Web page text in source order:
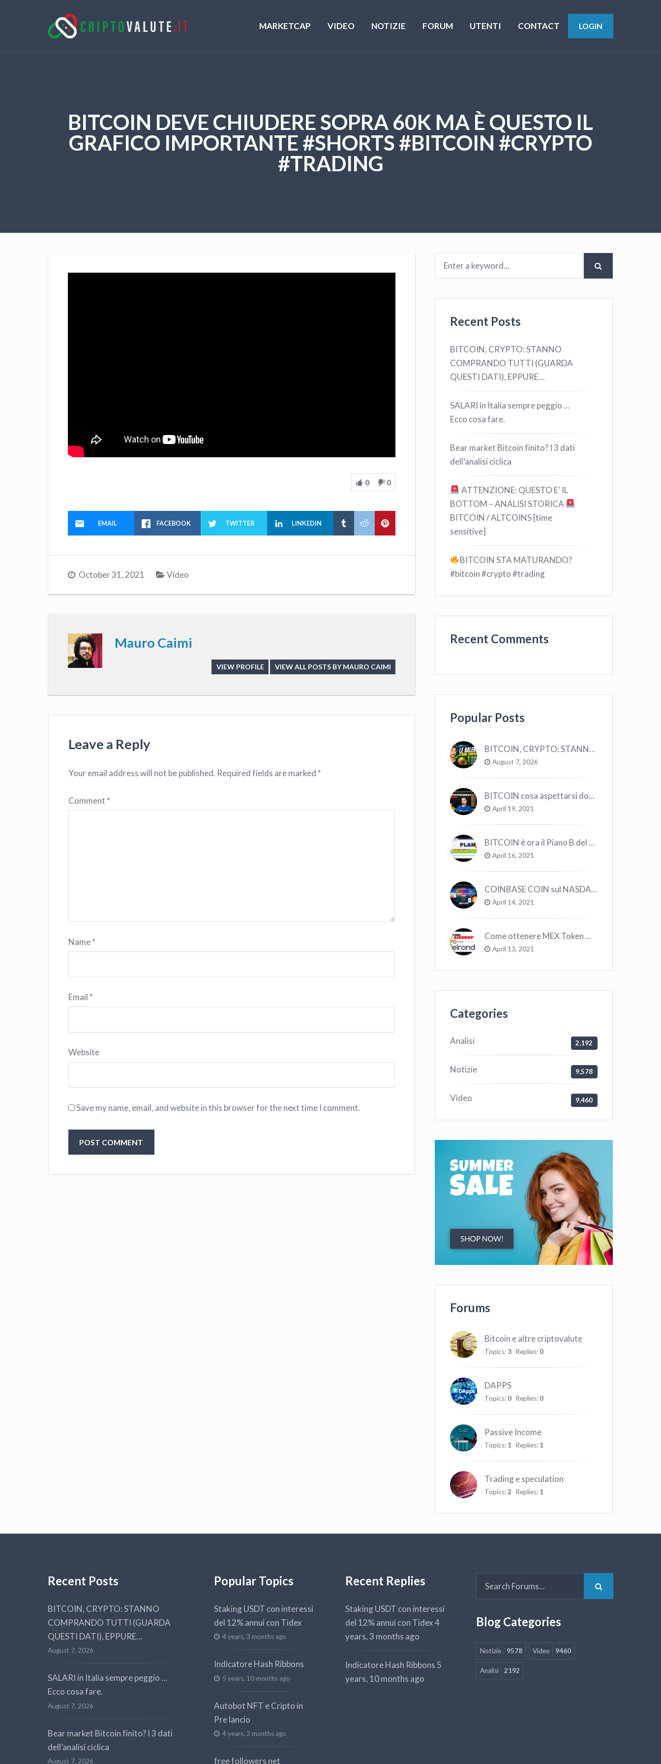
MARKETCAP VIDEO NOTIZIE FORUM UTENTI CONTACT LOGIN
BITCOIN DEVE CHIUDERE SOPRA 60K MA È QUESTO IL
GRAFICO IMPORTANTE #SHORTS #BITCOIN #CRYPTO
#TRADING
0 0
EMAIL FACEBOOK TWITTER LINKEDIN
October 31, 2021 Video
Mauro Caimi
VIEW PROFILE VIEW ALL POSTS BY MAURO CAIMI
Leave a Reply
Your email address will not be published. Required fields are marked *
Comment *
Name*
Email *
Website
Save my name, email, and website in this browser for the next time I comment.
Recent Posts
BITCOIN, CRYPTO: STANNO
COMPRANDO TUTTI (GUARDA
QUESTI DATI), EPPURE…
SALARI in Italia sempre peggio …
Ecco cosa fare.
Bear market Bitcoin finito? I 3 dati
dell’analisi ciclica
ATTENZIONE: QUESTO E’ IL
BOTTOM – ANALISI STORICA
BITCOIN / ALTCOINS [time
sensitive]
BITCOIN STA MATURANDO?
#bitcoin #crypto #trading
Recent Comments
Popular Posts
BITCOIN, CRYPTO: STANNO COMPRANDO TUTTI (GUARDA QUESTI DATI), EPPURE…
August 7, 2026
BITCOIN cosa aspettarsi dopo il “Crollo”? – CryptoMonday NEWS w16/’21
April 19, 2021
BITCOIN è ora il Piano B del Mondo
April 16, 2021
COINBASE COIN sul NASDAQ e le CRYPTO volano!
April 14, 2021
Come ottenere MEX Token GRATIS su Elrond ?
April 13, 2021
Categories
Analisi 2,192
Notizie 9,578
Video 9,460
Forums
Bitcoin e altre criptovalute
Topics:3 Replies: 0
DAPPS
Topics: 0 Replies: 0
Passive Income
Topics: 1 Replies: 1
Trading e speculation
Topics:2 Replies: 1
Recent Posts
BITCOIN, CRYPTO: STANNO
COMPRANDO TUTTI (GUARDA
QUESTI DATI), EPPURE…
August 7, 2026
SALARI in Italia sempre peggio …
Ecco cosa fare.
August 7, 2026
Bear market Bitcoin finito? I 3 dati
dell’analisi ciclica
August 7, 2026
Popular Topics
Staking USDT con interessi
del 12% annui con Tidex
4 years, 3 months ago
Indicatore Hash Ribbons
5 years, 10 months ago
Autobot NFT e Cripto in
Pre lancio
4 years, 2 months ago
free followers net
Recent Replies
Staking USDT con interessi
del 12% annui con Tidex4
years, 3 months ago
Indicatore Hash Ribbons 5
years, 10 months ago
Blog Categories
Notizie 9578 Video 9460
Analisi 2192